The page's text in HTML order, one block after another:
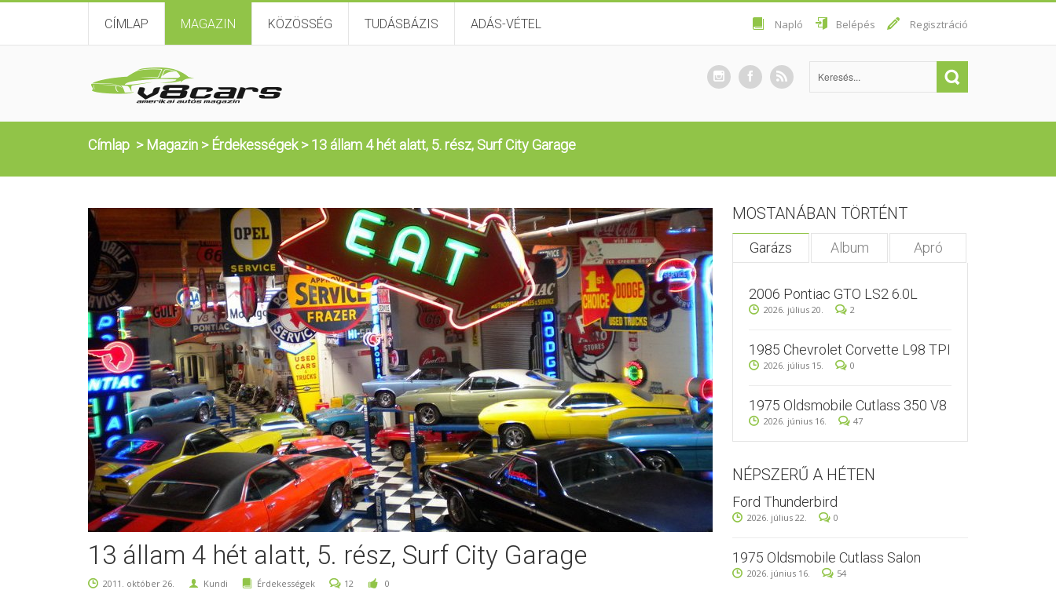
CÍMLAP MAGAZIN KÖZÖSSÉG TUDÁSBÁZIS ADÁS-VÉTEL Napló Belépés Regisztráció
Címlap > Magazin > Érdekességek>13 állam 4 hét alatt, 5. rész, Surf City Garage
13 állam 4 hét alatt, 5. rész, Surf City Garage
2011. október 26. Kundi Érdekességek 12 0
MOSTANÁBAN TÖRTÉNT
Garázs Album Apró
2006 Pontiac GTO LS2 6.0L
2026. július 20. 2
1985 Chevrolet Corvette L98 TPI
2026. július 15. 0
1975 Oldsmobile Cutlass 350 V8
2026. június 16. 47
NÉPSZERŰ A HÉTEN
Ford Thunderbird
2026. július 22. 0
1975 Oldsmobile Cutlass Salon
2026. június 16. 54